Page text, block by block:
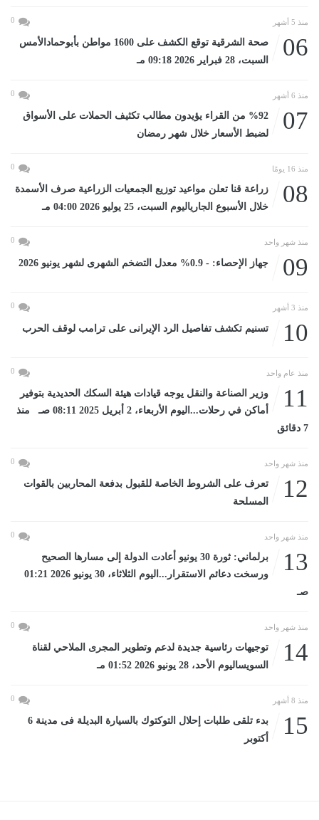
منذ 5 أشهر 0
06
صحة الشرقية توقع الكشف على 1600 مواطن بأبوحمادالأمس
السبت، 28 فبراير 2026 09:18 مـ
منذ 6 أشهر 0
07
%92 من القراء يؤيدون مطالب تكثيف الحملات على الأسواق
لضبط الأسعار خلال شهر رمضان
منذ 16 يومًا 0
08
زراعة قنا تعلن مواعيد توزيع الجمعيات الزراعية صرف الأسمدة
خلال الأسبوع الجارياليوم السبت، 25 يوليو 2026 04:00 مـ
منذ شهر واحد 0
09 جهاز الإحصاء: - 0.9% معدل التضخم الشهرى لشهر يونيو 2026
منذ 3 أشهر 0
10 تسنيم تكشف تفاصيل الرد الإيرانى على ترامب لوقف الحرب
منذ عام واحد 0
11
وزير الصناعة والنقل يوجه قيادات هيئة السكك الحديدية بتوفير
أماكن في رحلات...اليوم الأربعاء، 2 أبريل 2025 08:11 صـ منذ
7 دقائق
منذ شهر واحد 0
12
تعرف على الشروط الخاصة للقبول بدفعة المحاربين بالقوات
المسلحة
منذ شهر واحد 0
13
برلماني: ثورة 30 يونيو أعادت الدولة إلى مسارها الصحيح
ورسخت دعائم الاستقرار...اليوم الثلاثاء، 30 يونيو 2026 01:21
صـ
منذ شهر واحد 0
14
توجيهات رئاسية جديدة لدعم وتطوير المجرى الملاحي لقناة
السويساليوم الأحد، 28 يونيو 2026 01:52 مـ
منذ 8 أشهر 0
15
بدء تلقى طلبات إحلال التوكتوك بالسيارة البديلة فى مدينة 6
أكتوبر